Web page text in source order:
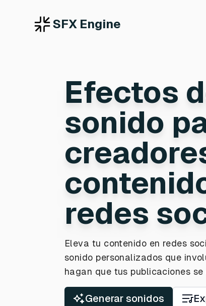
SFX Engine
Efectos
sonido
redes
Eleva tu contenido en redes
sonido personalizados que
hagan que tus publicaciones se
Generar sonidos